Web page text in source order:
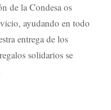
de la Condesa os
ayudando en todo
entrega de los
regalos solidarios se